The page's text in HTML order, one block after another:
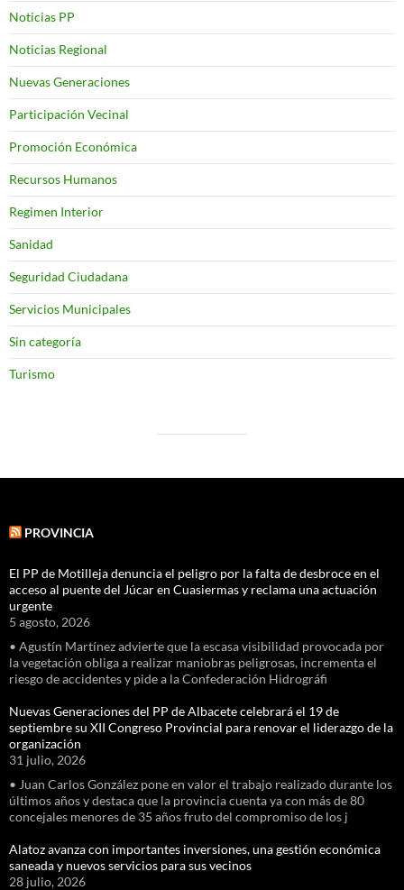
Noticias PP
Noticias Regional
Nuevas Generaciones
Participación Vecinal
Promoción Económica
Recursos Humanos
Regimen Interior
Sanidad
Seguridad Ciudadana
Servicios Municipales
Sin categoría
Turismo
PROVINCIA
El PP de Motilleja denuncia el peligro por la falta de desbroce en el
acceso al puente del Júcar en Cuasiermas y reclama una actuación
urgente
5 agosto, 2026
• Agustín Martínez advierte que la escasa visibilidad provocada por
la vegetación obliga a realizar maniobras peligrosas, incrementa el
riesgo de accidentes y pide a la Confederación Hidrográfi
Nuevas Generaciones del PP de Albacete celebrará el 19 de
septiembre su XII Congreso Provincial para renovar el liderazgo de la
organización
31 julio, 2026
• Juan Carlos González pone en valor el trabajo realizado durante los
últimos años y destaca que la provincia cuenta ya con más de 80
concejales menores de 35 años fruto del compromiso de los j
Alatoz avanza con importantes inversiones, una gestión económica
saneada y nuevos servicios para sus vecinos
28 julio, 2026